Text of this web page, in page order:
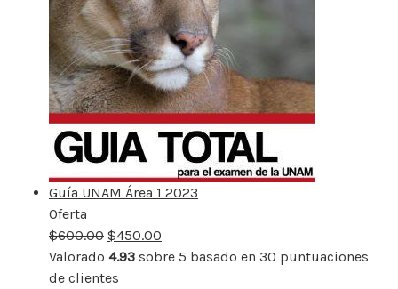
Guía UNAM Área 1 2023
Oferta
rebajado
$600.00 $450.00
Valorado 4.93 sobre 5 basado en 30 puntuaciones
de clientes